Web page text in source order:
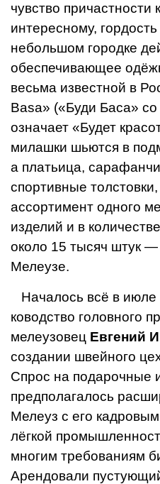
чувство
интересному,
небольшом городке
обеспечивающее
весьма известной в
Basa» («Буди Баса» со
означает «Будет
милаш­ки шьются в
а пла­тьица,
спортивные
ассортимент одного
изделий и в
около 15 тысяч штук —
Мелеузе.
Началось всё в
ководство головного
мелеузовец Евгений
создании швейного
Спрос на подарочные
предполагалось
Мелеуз с его
лёгкой
многим требованиям
Арендовали